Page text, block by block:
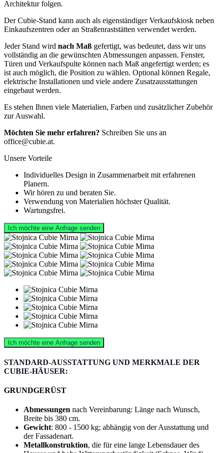
Architektur folgen.
Der Cubie-Stand kann auch als eigenständiger Verkaufskiosk neben
Einkaufszentren oder an Straßenraststätten verwendet werden.
Jeder Stand wird nach Maß gefertigt, was bedeutet, dass wir uns
vollständig an die gewünschten Abmessungen anpassen. Fenster,
Türen und Verkaufspulte können nach Maß angefertigt werden; es
ist auch möglich, die Position zu wählen. Optional können Regale,
elektrische Installationen und viele andere Zusatzausstattungen
eingebaut werden.
Es stehen Ihnen viele Materialien, Farben und zusätzlicher Zubehör
zur Auswahl.
Möchten Sie mehr erfahren? Schreiben Sie uns an
office@cubie.at.
Unsere Vorteile
Individuelles Design in Zusammenarbeit mit erfahrenen
Planern.
Wir hören zu und beraten Sie.
Verwendung von Materialien höchster Qualität.
Wartungsfrei.
Ich möchte eine Anfrage senden
Ich möchte eine Anfrage senden
STANDARD-AUSSTATTUNG UND MERKMALE DER
CUBIE-HÄUSER:
GRUNDGERÜST
Abmessungen nach Vereinbarung: Länge nach Wunsch,
Breite bis 380 cm.
Gewicht: 800 - 1500 kg; abhängig von der Ausstattung und
der Fassadenart.
Metallkonstruktion, die für eine lange Lebensdauer des